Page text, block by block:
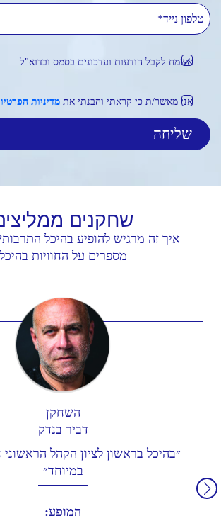
אשמח לקבל הודעות ועדכונים בסמס ובדוא"ל
אני מאשר/ת כי קראתי והבנתי אתמדיניות
שחקנים
איך זה מרגיש להופיע בהיכל
מספרים על החוויות בהיכל
השחקן
דביר בנדק
״בהיכל בראשון לציון הקהל
במיוחד״
המופע: